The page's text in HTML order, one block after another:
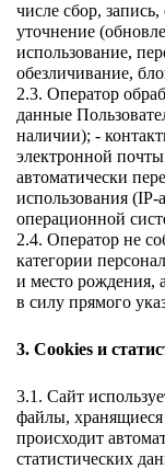
числе сбор,
уточнение
использование,
обезличивание,
2.3. Оператор
данные
наличии); -
электронной
автоматически
использования (IP-
операционной
2.4. Оператор не
категории
и место рождения,
в силу прямого
3. Cookies и
3.1. Сайт
файлы,
происходит
статистических